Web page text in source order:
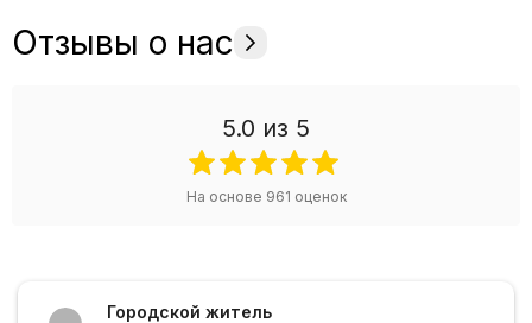
Отзывы о нас
5.0 из 5
На основе 961 оценок
Городской житель